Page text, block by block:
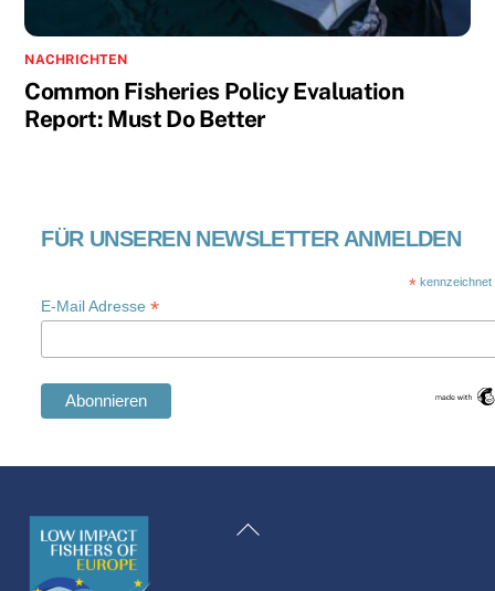
NACHRICHTEN
Common Fisheries Policy Evaluation
Report: Must Do Better
FÜR UNSEREN NEWSLETTER ANMELDEN
* kennzeichnet
E-Mail Adresse*
Zurück
Swedish